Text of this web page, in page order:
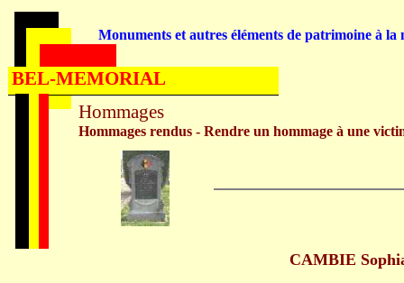
CAMBIE
Hommages
Hommages rendus - Rendre un hommage à une
Monuments et autres éléments de patrimoine à la
BEL-MEMORIAL